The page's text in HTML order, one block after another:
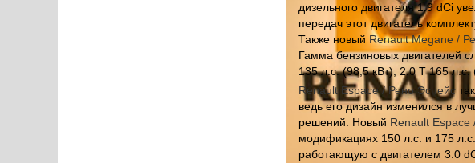
дизельного двигателя 1.9 dCi
передач этот двигатель
Также новыйRenault Megane /
Гамма бензиновых двигателей
135 л.с. (98,5 кВт), 2.0 T 165
Renault Espace / Рено Эспейс
ведь его дизайн изменился в
решений. Новый Renault Espace
модификациях 150 л.с. и 175
работающую с двигателем 3.0